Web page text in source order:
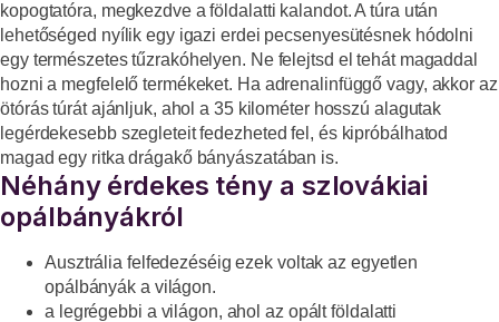
kopogtatóra, megkezdve a földalatti kalandot. A túra után
lehetőséged nyílik egy igazi erdei pecsenyesütésnek hódolni
egy természetes tűzrakóhelyen. Ne felejtsd el tehát magaddal
hozni a megfelelő termékeket. Ha adrenalinfüggő vagy, akkor az
ötórás túrát ajánljuk, ahol a 35 kilométer hosszú alagutak
legérdekesebb szegleteit fedezheted fel, és kipróbálhatod
magad egy ritka drágakő bányászatában is.
Néhány érdekes tény a szlovákiai
opálbányákról
Ausztrália felfedezéséig ezek voltak az egyetlen
opálbányák a világon.
a legrégebbi a világon, ahol az opált földalatti